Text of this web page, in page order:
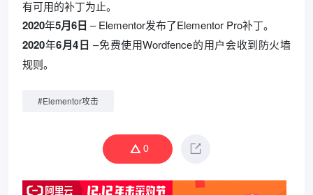
有可用的补丁为止。
2020年5月6日 – Elementor发布了Elementor Pro补丁。
2020年6月4日 –免费使用Wordfence的用户会收到防火墙
规则。
#Elementor攻击
0